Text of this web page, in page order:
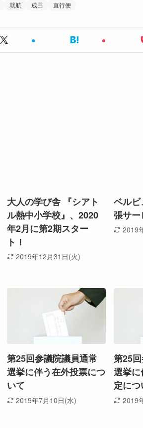
就航 成田 直行便
大人の学び舎 『シアト
ル熱中小学校』、2020
年2月に第2期スター
ト！
2019年12月31日(火)
ベルビ
張サ
2019
第25回参議院議員通常
選挙に伴う在外投票につ
いて
2019年7月10日(水)
第25
選挙
定につ
2019